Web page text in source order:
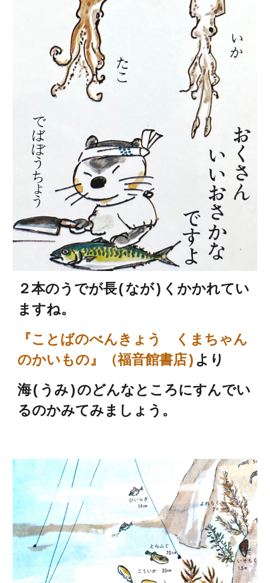
２本のうでが長(なが)くかかれてい
ますね。
『 ことばのべんきょう くまちゃん
のかいもの』（福音館書店) より
海(うみ)のどんなところにすんでい
るのかみてみましょう。